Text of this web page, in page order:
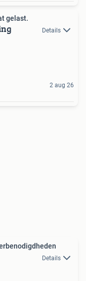
gelast.
Details
2 aug 26
Details